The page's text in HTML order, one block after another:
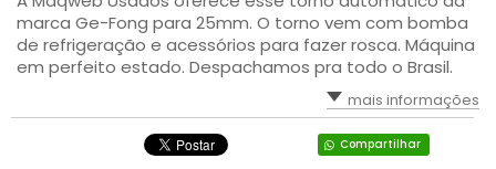
marca Ge-Fong para 25mm. O torno vem com bomba
de refrigeração e acessórios para fazer rosca. Máquina
em perfeito estado. Despachamos pra todo o Brasil.
mais informações
Compartilhar